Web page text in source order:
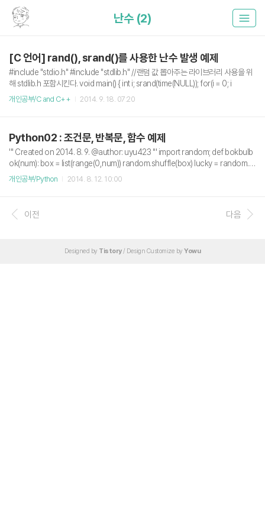
난수 (2)
[C 언어] rand(), srand()를 사용한 난수 발생 예제
#include "stdio.h" #include "stdlib.h" //랜덤 값 뽑아주는 라이브러리 사용을 위
해 stdlib.h 포함시킨다. void main() { int i; srand(time(NULL)); for(i = 0; i
개인공부/C and C++ 2014. 9. 18. 07:20
Python02 : 조건문, 반복문, 함수 예제
''' Created on 2014. 8. 9. @author: uyu423 ''' import random; def bokbulb
ok(num): box = list(range(0,num)) random.shuffle(box) lucky = random.ra
ndint(0,100) % (num) for data in box: input("당황하지 말고 Enter"); if data ==
lucky: print("당첨") return else: print("꽝") def main(): bokbulbok(6) if __nam
음 실행되는 부분이다. 언더바(_)가 앞뒤로 2개씩 붙는 단어들은..
개인공부/Python 2014. 8. 12. 10:00
이전 다음
Designed by Tistory/ Design Customize by Yowu